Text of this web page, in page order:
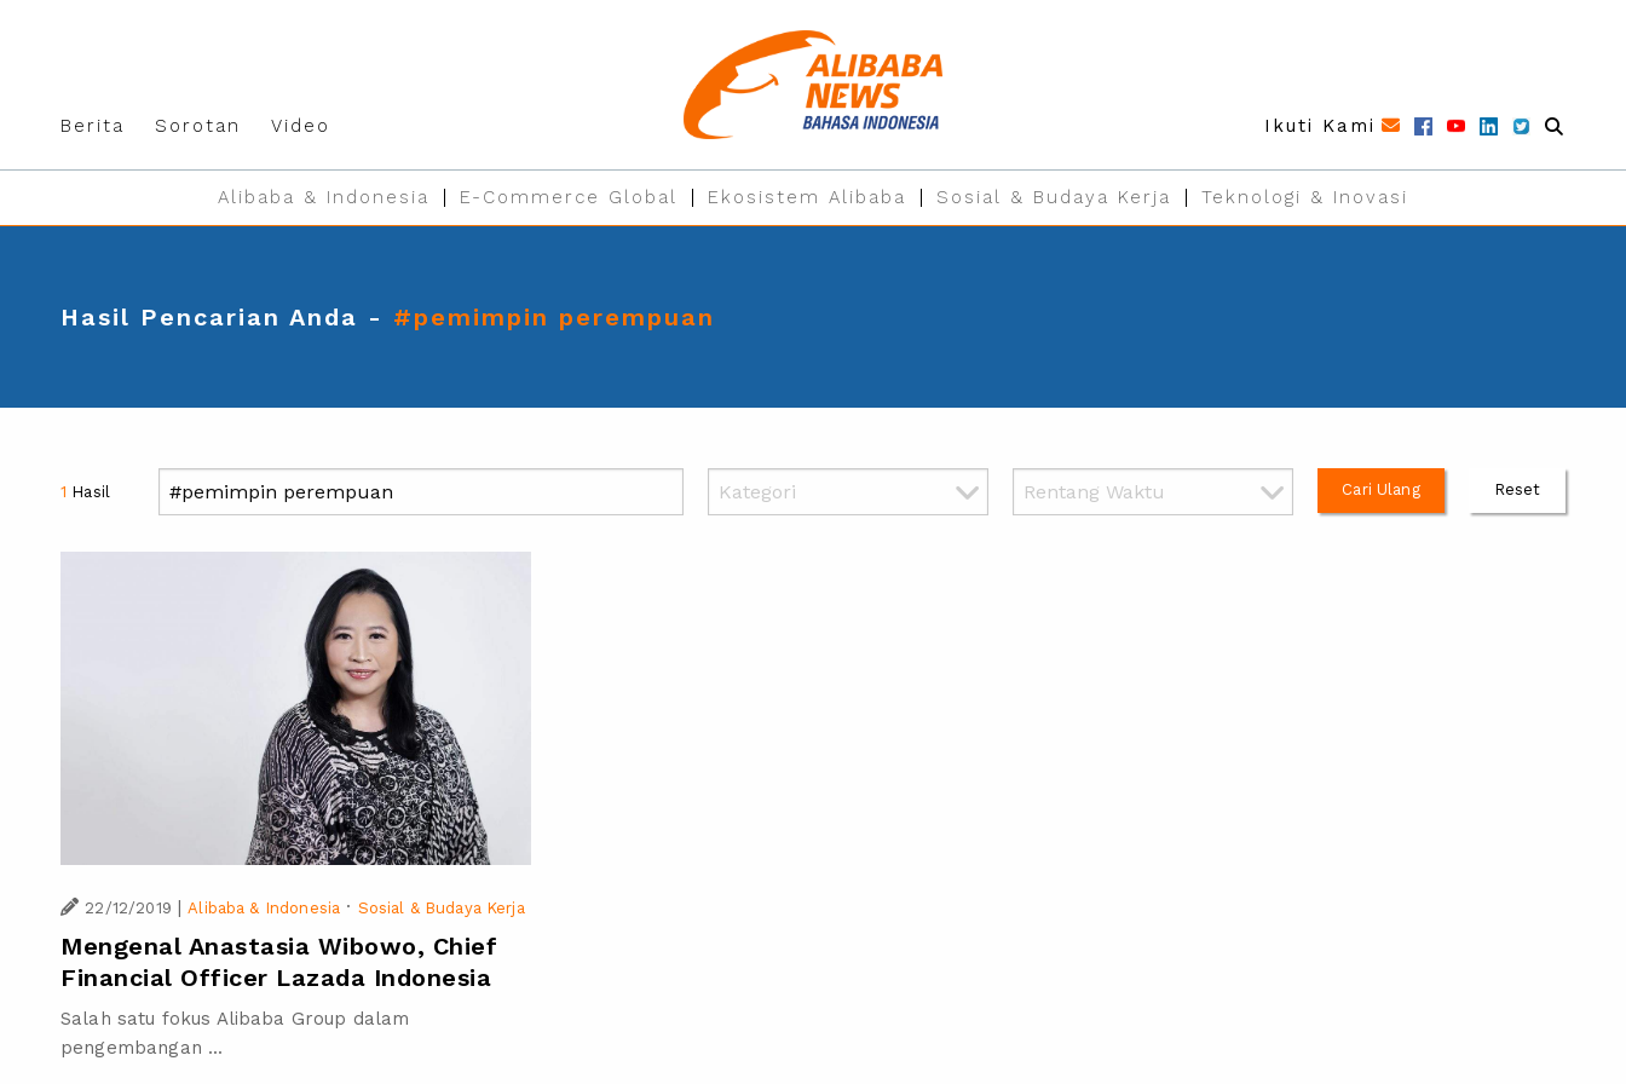
Berita Sorotan Video Ikuti Kami
Alibaba & Indonesia E-Commerce Global Ekosistem Alibaba Sosial & Budaya Kerja Teknologi & Inovasi
Hasil Pencarian Anda - #pemimpin perempuan
1 Hasil Cari Ulang Reset
22/12/2019 | Alibaba & Indonesia · Sosial & Budaya Kerja
Mengenal Anastasia Wibowo, Chief
Financial Officer Lazada Indonesia
Salah satu fokus Alibaba Group dalam
pengembangan ...